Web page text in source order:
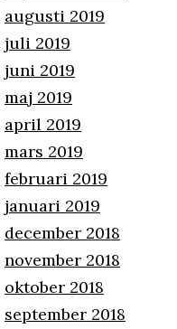
augusti 2019
juli 2019
juni 2019
maj 2019
april 2019
mars 2019
februari 2019
januari 2019
december 2018
november 2018
oktober 2018
september 2018